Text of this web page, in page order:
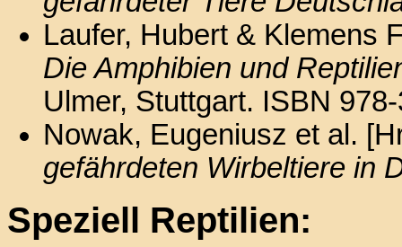
Laufer, Hubert & Klemens
Die Amphibien und
Ulmer, Stuttgart. ISBN
Nowak, Eugeniusz et al.
gefährdeten Wirbeltiere in
Speziell Reptilien: